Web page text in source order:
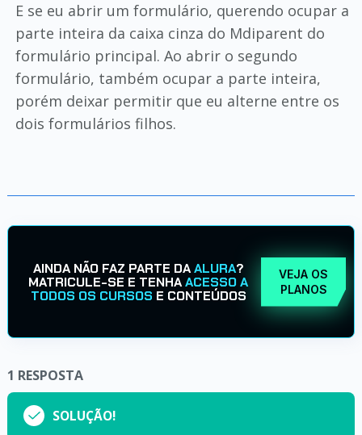
E se eu abrir um formulário, querendo ocupar a
parte inteira da caixa cinza do Mdiparent do
formulário principal. Ao abrir o segundo
formulário, também ocupar a parte inteira,
porém deixar permitir que eu alterne entre os
dois formulários filhos.
AINDA NÃO FAZ PARTE DAALURA?
MATRICULE-SE E TENHAACESSO A
TODOS OS CURSOS E CONTEÚDOS
VEJA OS
PLANOS
1 RESPOSTA
SOLUÇÃO!